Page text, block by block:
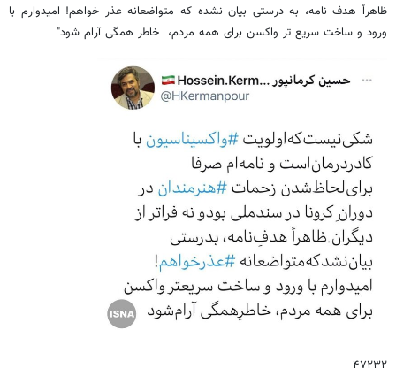
ظاهراً هدف نامه، به درستی بیان نشده که متواضعانه عذر خواهم! امیدوارم با
ورود و ساخت سریع تر واکسن برای همه مردم، خاطر همگی آرام شود"
۴۷۲۳۲